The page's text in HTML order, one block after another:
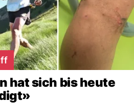
hat sich bis heute